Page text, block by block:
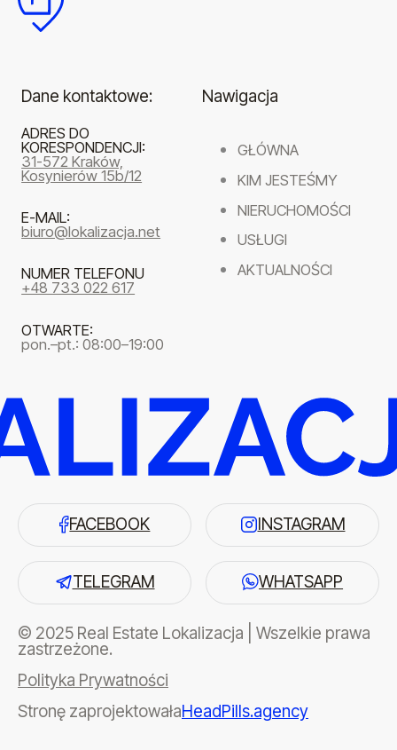
Nawigacja
GŁÓWNA
KIM JESTEŚMY
NIERUCHOMOŚCI
USŁUGI
AKTUALNOŚCI
Dane kontaktowe:
ADRES DO
KORESPONDENCJI:
31-572 Kraków,
Kosynierów 15b/12
E-MAIL:
biuro@lokalizacja.net
NUMER TELEFONU
+48 733 022 617
OTWARTE:
pon.–pt.: 08:00–19:00
FACEBOOK INSTAGRAM
TELEGRAM WHATSAPP
© 2025 Real Estate Lokalizacja | Wszelkie prawa
zastrzeżone.
Polityka Prywatności
Stronę zaprojektowałaHeadPills.agency